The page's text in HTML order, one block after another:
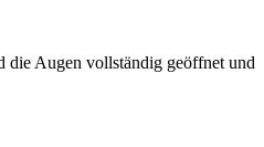
die Augen vollständig geöffnet und